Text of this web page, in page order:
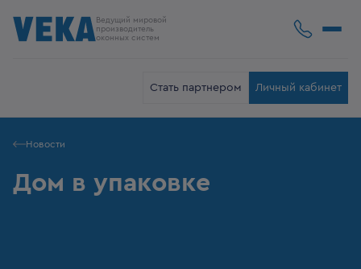
Ведущий мировой
производитель
оконных систем
Стать партнером Личный кабинет
Новости
Дом в упаковке